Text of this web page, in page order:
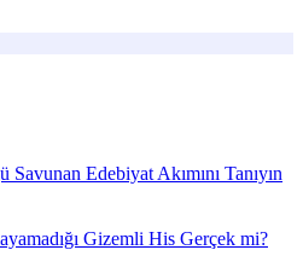
Edebiyat Akımını Tanıyın
Gizemli His Gerçek mi?